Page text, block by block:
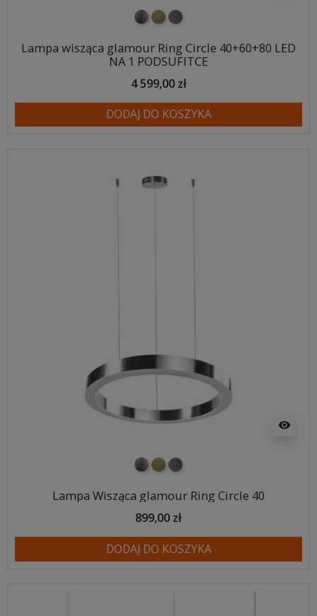
nikiel szczotkowany
mosiądz szczotkowany
tytan szczotkowany
Lampa wisząca glamour Ring Circle 40+60+80 LED
NA 1 PODSUFITCE
4 599,00 zł
DODAJ DO KOSZYKA
visibility
nikiel szczotkowany
mosiądz szczotkowany
tytan szczotkowany
Lampa Wisząca glamour Ring Circle 40
899,00 zł
DODAJ DO KOSZYKA